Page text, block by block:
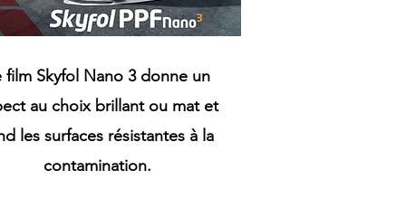
film Skyfol Nano 3 donne un
au choix brillant ou mat et
les surfaces résistantes à la
contamination.